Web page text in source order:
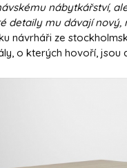
nábytkářství,
detaily mu dávají nový,
návrháři ze
o kterých hovoří, jsou